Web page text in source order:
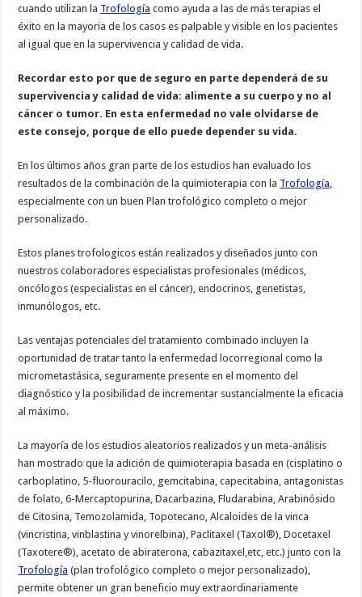
cuando utilizan la Trofología como ayuda a las de más terapias el
éxito en la mayoria de los casos es palpable y visible en los pacientes
al igual que en la supervivencia y calidad de vida.
Recordar esto por que de seguro en parte dependerá de su
supervivencia y calidad de vida: alimente a su cuerpo y no al
cáncer o tumor. En esta enfermedad no vale olvidarse de
este consejo, porque de ello puede depender su vida.
En los últimos años gran parte de los estudios han evaluado los
resultados de la combinación de la quimioterapia con la Trofología,
especialmente con un buen Plan trofológico completo o mejor
personalizado.
Estos planes trofologicos están realizados y diseñados junto con
nuestros colaboradores especialistas profesionales (médicos,
oncólogos (especialistas en el cáncer), endocrinos, genetistas,
inmunólogos, etc.
Las ventajas potenciales del tratamiento combinado incluyen la
oportunidad de tratar tanto la enfermedad locorregional como la
micrometastásica, seguramente presente en el momento del
diagnóstico y la posibilidad de incrementar sustancialmente la eficacia
al máximo.
La mayoría de los estudios aleatorios realizados y un meta-análisis
han mostrado que la adición de quimioterapia basada en (cisplatino o
carboplatino, 5-fluorouracilo, gemcitabina, capecitabina, antagonistas
de folato, 6-Mercaptopurina, Dacarbazina, Fludarabina, Arabinósido
de Citosina, Temozolamida, Topotecano, Alcaloides de la vinca
(vincristina, vinblastina y vinorelbina), Paclitaxel (Taxol®), Docetaxel
(Taxotere®), acetato de abiraterona, cabazitaxel,etc, etc.) junto con la
Trofología (plan trofológico completo o mejor personalizado),
permite obtener un gran beneficio muy extraordinariamente